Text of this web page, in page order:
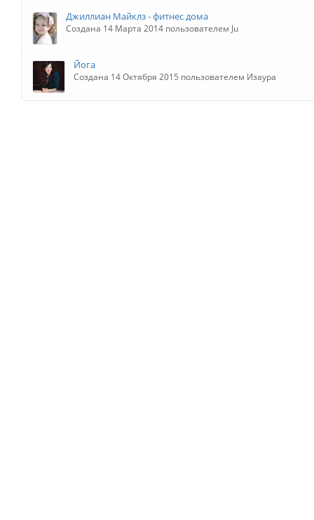
Джиллиан Майклз - фитнес дома
Создана 14 Марта 2014 пользователем Ju
Йога
Создана 14 Октября 2015 пользователем Изаура